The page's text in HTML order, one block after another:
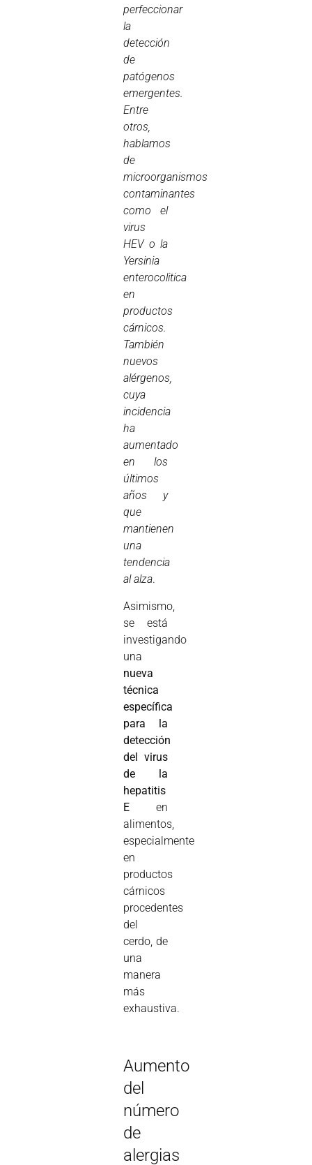
perfeccionar
la
detección
de
patógenos
emergentes.
Entre
otros,
hablamos
de
microorganismos
contaminantes
como el
virus
HEV o la
Yersinia
enterocolitica
en
productos
cárnicos.
También
nuevos
alérgenos,
cuya
incidencia
ha
aumentado
en los
últimos
años y
que
mantienen
una
tendencia
al alza.
Asimismo,
se está
investigando
una
nueva
técnica
específica
para la
detección
del virus
de la
hepatitis
E en
alimentos,
especialmente
en
productos
cárnicos
procedentes
del
cerdo, de
una
manera
más
exhaustiva.
Aumento
del
número
de
alergias